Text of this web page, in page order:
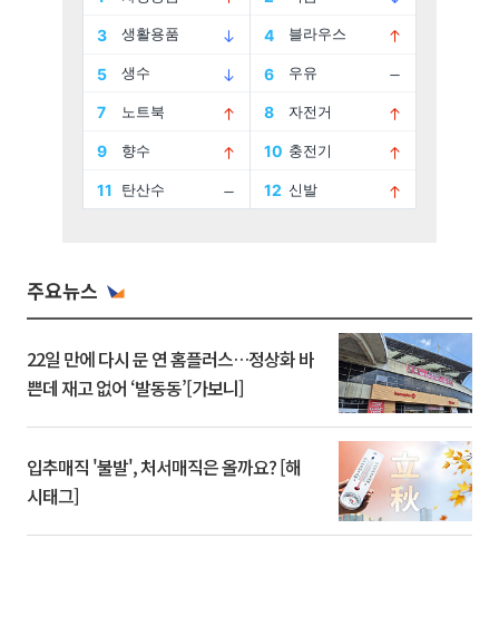
주요뉴스
22일 만에 다시 문 연 홈플러스…정상화 바
쁜데 재고 없어 ‘발동동’[가보니]
입추매직 '불발', 처서매직은 올까요? [해
시태그]